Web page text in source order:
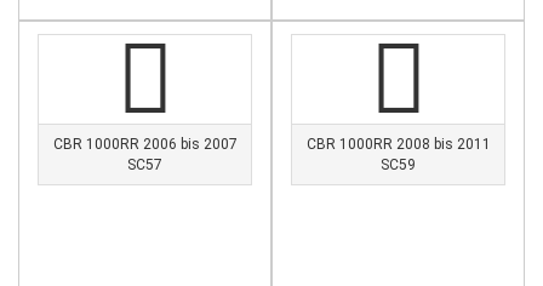
CBR 1000RR 2006 bis 2007
SC57
CBR 1000RR 2008 bis 2011
SC59